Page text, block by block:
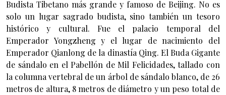
Budista Tibetano más grande y famoso de Beijing. No es
solo un lugar sagrado budista, sino también un tesoro
histórico y cultural. Fue el palacio temporal del
Emperador Yongzheng y el lugar de nacimiento del
Emperador Qianlong de la dinastía Qing. El Buda Gigante
de sándalo en el Pabellón de Mil Felicidades, tallado con
la columna vertebral de un árbol de sándalo blanco, de 26
metros de altura, 8 metros de diámetro y un peso total de